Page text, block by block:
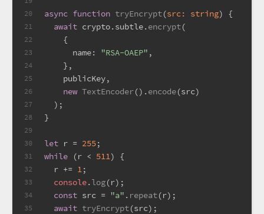
20
21
22
23
24
25
26
27
28
29
30
31
32
33
34
35
async function tryEncrypt(src: string) {
await crypto.subtle.encrypt(
    {
name: "RSA-OAEP" ,
    },
    publicKey,
new TextEncoder().encode(src)
  );
}
let r = 255;
while (r < 511 ) {
  r +=
1 ;
console.log(r);
const src = "a" . repeat(r);
await tryEncrypt(src);